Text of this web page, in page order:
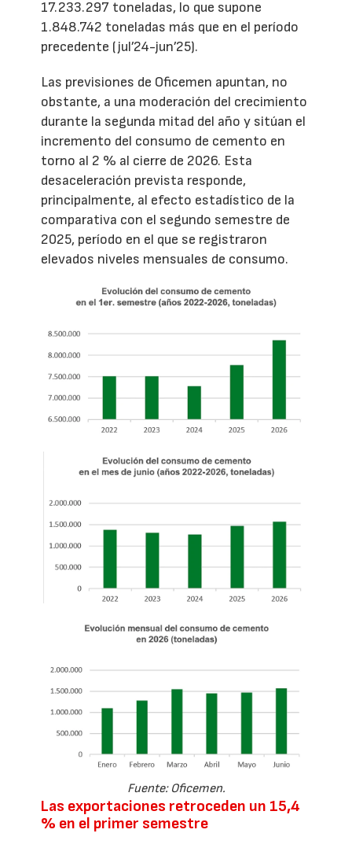
17.233.297 toneladas, lo que supone
1.848.742 toneladas más que en el período
precedente (jul’24-jun’25).
Las previsiones de Oficemen apuntan, no
obstante, a una moderación del crecimiento
durante la segunda mitad del año y sitúan el
incremento del consumo de cemento en
torno al 2 % al cierre de 2026. Esta
desaceleración prevista responde,
principalmente, al efecto estadístico de la
comparativa con el segundo semestre de
2025, período en el que se registraron
elevados niveles mensuales de consumo.
Fuente: Oficemen.
Las exportaciones retroceden un 15,4
% en el primer semestre